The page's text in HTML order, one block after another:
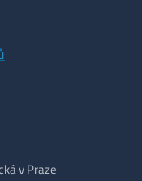
v Praze